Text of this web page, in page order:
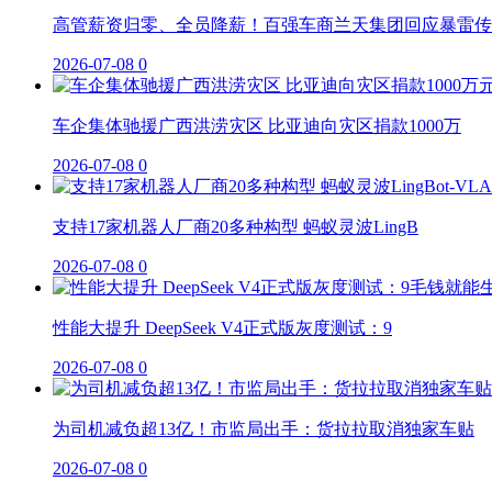
高管薪资归零、全员降薪！百强车商兰天集团回应暴雷
2026-07-08 0
车企集体驰援广西洪涝灾区 比亚迪向灾区捐款1000万
2026-07-08 0
支持17家机器人厂商20多种构型 蚂蚁灵波LingB
2026-07-08 0
性能大提升 DeepSeek V4正式版灰度测试：9
2026-07-08 0
为司机减负超13亿！市监局出手：货拉拉取消独家车贴
2026-07-08 0